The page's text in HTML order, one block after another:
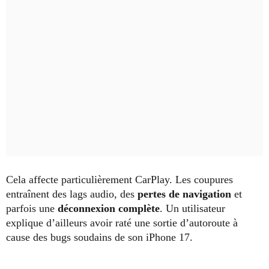
Cela affecte particulièrement CarPlay. Les coupures
entraînent des lags audio, des pertes de navigation et
parfois une déconnexion complète. Un utilisateur
explique d’ailleurs avoir raté une sortie d’autoroute à
cause des bugs soudains de son iPhone 17.